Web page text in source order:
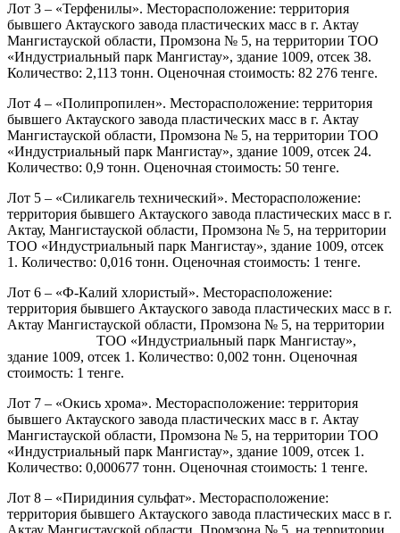
Лот 3 – «Терфенилы». Месторасположение: территория
бывшего Актауского завода пластических масс в г. Актау
Мангистауской области, Промзона № 5, на территории ТОО
«Индустриальный парк Мангистау», здание 1009, отсек 38.
Количество: 2,113 тонн. Оценочная стоимость: 82 276 тенге.
Лот 4 – «Полипропилен». Месторасположение: территория
бывшего Актауского завода пластических масс в г. Актау
Мангистауской области, Промзона № 5, на территории ТОО
«Индустриальный парк Мангистау», здание 1009, отсек 24.
Количество: 0,9 тонн. Оценочная стоимость: 50 тенге.
Лот 5 – «Силикагель технический». Месторасположение:
территория бывшего Актауского завода пластических масс в г.
Актау, Мангистауской области, Промзона № 5, на территории
ТОО «Индустриальный парк Мангистау», здание 1009, отсек
1. Количество: 0,016 тонн. Оценочная стоимость: 1 тенге.
Лот 6 – «Ф-Калий хлористый». Месторасположение:
территория бывшего Актауского завода пластических масс в г.
Актау Мангистауской области, Промзона № 5, на территории
ТОО «Индустриальный парк Мангистау»,
здание 1009, отсек 1. Количество: 0,002 тонн. Оценочная
стоимость: 1 тенге.
Лот 7 – «Окись хрома». Месторасположение: территория
бывшего Актауского завода пластических масс в г. Актау
Мангистауской области, Промзона № 5, на территории ТОО
«Индустриальный парк Мангистау», здание 1009, отсек 1.
Количество: 0,000677 тонн. Оценочная стоимость: 1 тенге.
Лот 8 – «Пиридиния сульфат». Месторасположение:
территория бывшего Актауского завода пластических масс в г.